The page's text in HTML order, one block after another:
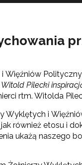
Więźniów
Witold Pilecki
rtm. Witolda
Wyklętych i
również etosu i
ukażą naszego